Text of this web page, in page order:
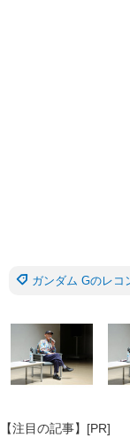
ガンダム Gのレコ
【注目の記事】[PR]